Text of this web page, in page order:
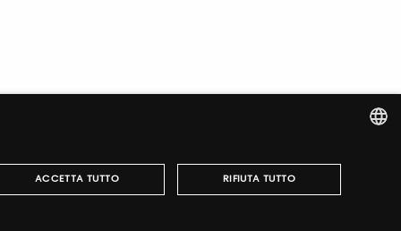
ITALIAN
ENGLISH
ACCETTA TUTTO RIFIUTA TUTTO